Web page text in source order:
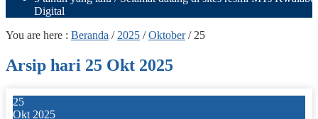
Digital
You are here : Beranda / 2025 /Oktober/ 25
Arsip hari 25 Okt 2025
25
Okt 2025